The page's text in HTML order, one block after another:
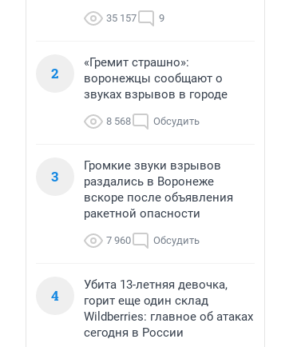
35 157 9
2
«Гремит страшно»:
воронежцы сообщают о
звуках взрывов в городе
8 568 Обсудить
3
Громкие звуки взрывов
раздались в Воронеже
вскоре после объявления
ракетной опасности
7 960 Обсудить
4
Убита 13-летняя девочка,
горит еще один склад
Wildberries: главное об атаках
сегодня в России